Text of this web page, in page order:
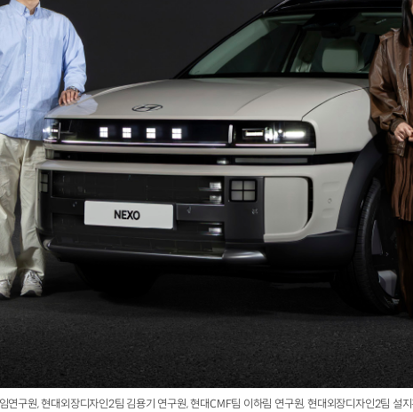
구원, 현대외장디자인2팀 김용기 연구원, 현대CMF팀 이하림 연구원, 현대외장디자인2팀 설